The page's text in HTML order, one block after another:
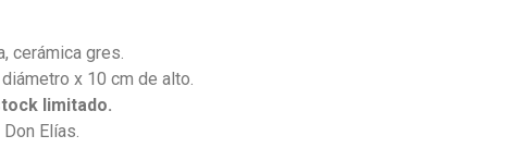
cerámica gres.
x 10 cm de alto.
limitado.
Elías.